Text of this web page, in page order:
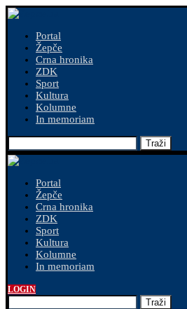
Portal
Žepče
Crna hronika
ZDK
Sport
Kultura
Kolumne
In memoriam
Traži
Portal
Žepče
Crna hronika
ZDK
Sport
Kultura
Kolumne
In memoriam
LOGIN
Traži